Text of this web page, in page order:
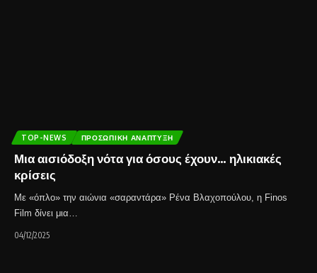
TOP-NEWS ΠΡΟΣΩΠΙΚΉ ΑΝΆΠΤΥΞΗ
Μια αισιόδοξη νότα για όσους έχουν… ηλικιακές
κρίσεις
Με «όπλο» την αιώνια «σαραντάρα» Ρένα Βλαχοπούλου, η Finos
Film δίνει μια…
04/12/2025